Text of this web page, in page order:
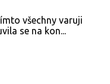
všechny varuji
se na kon...